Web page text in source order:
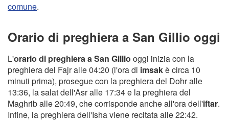
comune.
Orario di preghiera a San Gillio oggi
L'orario di preghiera a San Gillio oggi inizia con la
preghiera del Fajr alle 04:20 (l'ora di imsakè circa 10
minuti prima), prosegue con la preghiera del Dohr alle
13:36, la salat dell'Asr alle 17:34 e la preghiera del
Maghrib alle 20:49, che corrisponde anche all'ora dell'iftar.
Infine, la preghiera dell'Isha viene recitata alle 22:42.